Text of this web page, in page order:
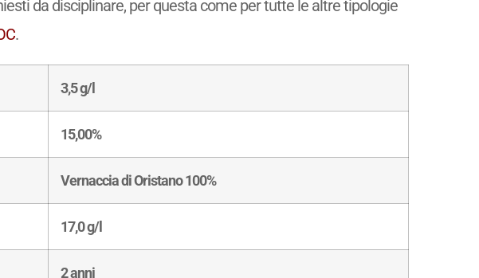
da disciplinare, per questa come per tutte le altre tipologie
.
3,5 g/l
15,00%
Vernaccia di Oristano 100%
17,0 g/l
2 anni